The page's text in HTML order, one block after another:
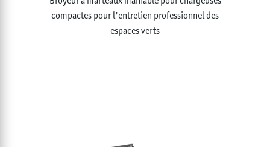
compactes pour l'entretien professionnel des
espaces verts